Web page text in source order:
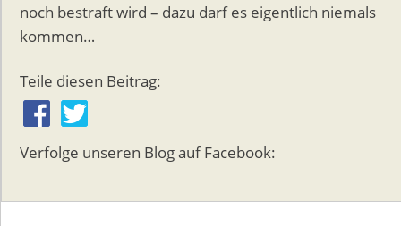
noch bestraft wird – dazu darf es eigentlich niemals
kommen…
Teile diesen Beitrag:
Verfolge unseren Blog auf Facebook: